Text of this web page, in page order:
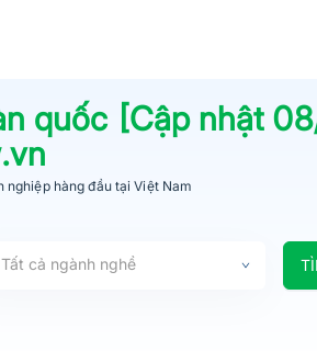
quốc [Cập nhật
nghiệp hàng đầutại Việt Nam
Tất cả ngành nghề